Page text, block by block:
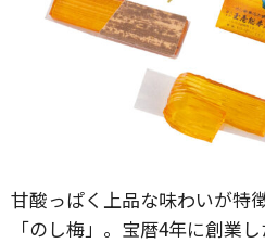
甘酸っぱく上品な味わいが特
「のし梅」。宝暦4年に創業